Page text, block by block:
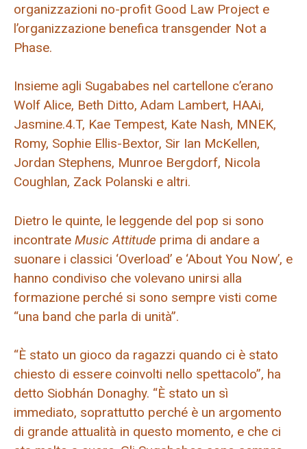
organizzazioni no-profit Good Law Project e
l’organizzazione benefica transgender Not a
Phase.
Insieme agli Sugababes nel cartellone c’erano
Wolf Alice, Beth Ditto, Adam Lambert, HAAi,
Jasmine.4.T, Kae Tempest, Kate Nash, MNEK,
Romy, Sophie Ellis-Bextor, Sir Ian McKellen,
Jordan Stephens, Munroe Bergdorf, Nicola
Coughlan, Zack Polanski e altri.
Dietro le quinte, le leggende del pop si sono
incontrate Music Attitude prima di andare a
suonare i classici ‘Overload’ e ‘About You Now’, e
hanno condiviso che volevano unirsi alla
formazione perché si sono sempre visti come
“una band che parla di unità”.
“È stato un gioco da ragazzi quando ci è stato
chiesto di essere coinvolti nello spettacolo”, ha
detto Siobhán Donaghy. “È stato un sì
immediato, soprattutto perché è un argomento
di grande attualità in questo momento, e che ci